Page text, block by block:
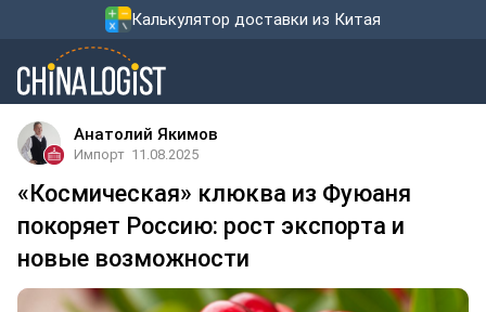
Калькулятор доставки из Китая
Анатолий Якимов
Импорт 11.08.2025
«Космическая» клюква из Фуюаня
покоряет Россию: рост экспорта и
новые возможности